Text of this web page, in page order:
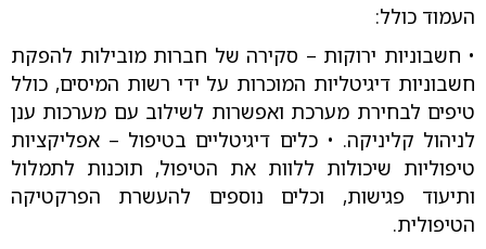
העמוד כולל:
• חשבוניות ירוקות – סקירה של חברות מובילות להפקת
חשבוניות דיגיטליות המוכרות על ידי רשות המיסים, כולל
טיפים לבחירת מערכת ואפשרות לשילוב עם מערכות ענן
לניהול קליניקה. • כלים דיגיטליים בטיפול – אפליקציות
טיפוליות שיכולות ללוות את הטיפול, תוכנות לתמלול
ותיעוד פגישות, וכלים נוספים להעשרת הפרקטיקה
הטיפולית.